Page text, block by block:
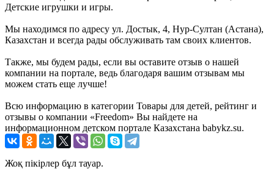
Детские игрушки и игры.
Мы находимся по адресу ул. Достык, 4, Нур-Султан (Астана),
Казахстан и всегда рады обслуживать там своих клиентов.
Также, мы будем рады, если вы оставите отзыв о нашей
компании на портале, ведь благодаря вашим отзывам мы
можем стать еще лучше!
Всю информацию в категории Товары для детей, рейтинг и
отзывы о компании «Freedom» Вы найдете на
информационном детском портале Казахстана babykz.su.
Жоқ пікірлер бұл тауар.